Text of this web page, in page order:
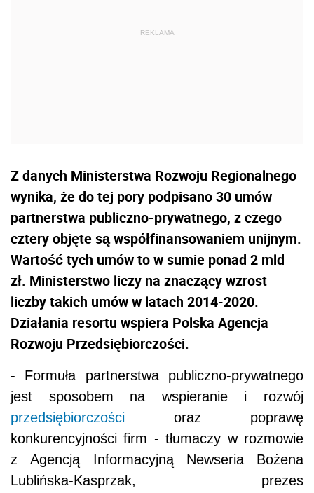
Z danych Ministerstwa Rozwoju Regionalnego
wynika, że do tej pory podpisano 30 umów
partnerstwa publiczno-prywatnego, z czego
cztery objęte są współfinansowaniem unijnym.
Wartość tych umów to w sumie ponad 2 mld
zł. Ministerstwo liczy na znaczący wzrost
liczby takich umów w latach 2014-2020.
Działania resortu wspiera Polska Agencja
Rozwoju Przedsiębiorczości.
- Formuła partnerstwa publiczno-prywatnego
jest sposobem na wspieranie i rozwój
przedsiębiorczości oraz poprawę
konkurencyjności firm - tłumaczy w rozmowie
z Agencją Informacyjną Newseria Bożena
Lublińska-Kasprzak, prezes